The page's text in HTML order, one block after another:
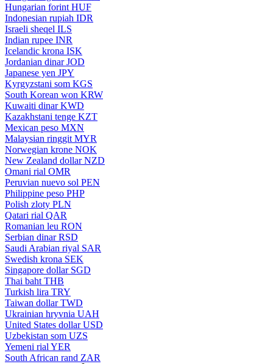
Hungarian forint HUF
Indonesian rupiah IDR
Israeli sheqel ILS
Indian rupee INR
Icelandic krona ISK
Jordanian dinar JOD
Japanese yen JPY
Kyrgyzstani som KGS
South Korean won KRW
Kuwaiti dinar KWD
Kazakhstani tenge KZT
Mexican peso MXN
Malaysian ringgit MYR
Norwegian krone NOK
New Zealand dollar NZD
Omani rial OMR
Peruvian nuevo sol PEN
Philippine peso PHP
Polish zloty PLN
Qatari rial QAR
Romanian leu RON
Serbian dinar RSD
Saudi Arabian riyal SAR
Swedish krona SEK
Singapore dollar SGD
Thai baht THB
Turkish lira TRY
Taiwan dollar TWD
Ukrainian hryvnia UAH
United States dollar USD
Uzbekistan som UZS
Yemeni rial YER
South African rand ZAR